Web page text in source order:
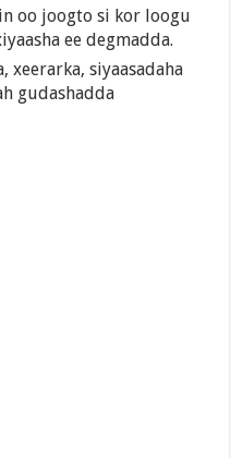
oo joogto si kor loogu
ee degmadda.
xeerarka, siyaasadaha
gudashadda